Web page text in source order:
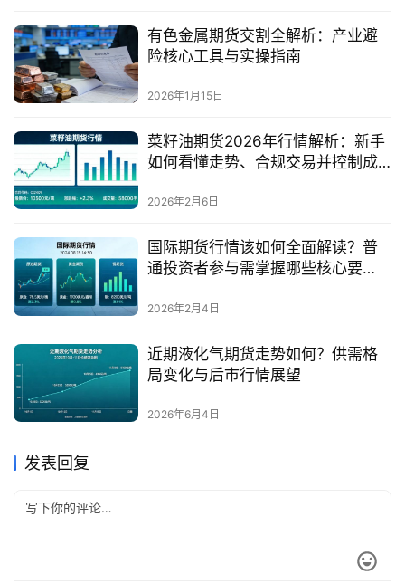
有色金属期货交割全解析：产业避
险核心工具与实操指南
2026年1月15日
菜籽油期货2026年行情解析：新手
如何看懂走势、合规交易并控制成
2026年2月6日
国际期货行情该如何全面解读？普
通投资者参与需掌握哪些核心要
2026年2月4日
近期液化气期货走势如何？供需格
局变化与后市行情展望
2026年6月4日
发表回复